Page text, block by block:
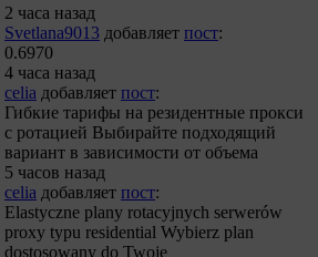
2 часа назад
Svetlana9013 добавляет пост:
0.6970
4 часа назад
celia добавляет пост:
Гибкие тарифы на резидентные прокси
с ротацией Выбирайте подходящий
вариант в зависимости от объема
5 часов назад
celia добавляет пост:
Elastyczne plany rotacyjnych serwerów
proxy typu residential Wybierz plan
dostosowany do Twoje